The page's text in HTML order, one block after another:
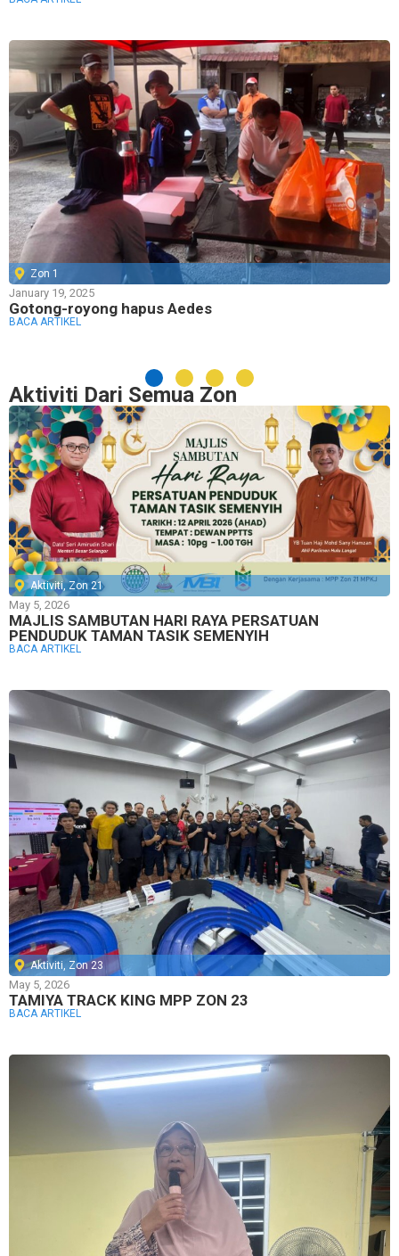
Zon 1
January 19, 2025
Gotong-royong hapus Aedes
BACA ARTIKEL
Aktiviti Dari Semua Zon
Aktiviti,Zon 21
May 5, 2026
MAJLIS SAMBUTAN HARI RAYA PERSATUAN
PENDUDUK TAMAN TASIK SEMENYIH
BACA ARTIKEL
Aktiviti, Zon 23
May 5, 2026
TAMIYA TRACK KING MPP ZON 23
BACA ARTIKEL